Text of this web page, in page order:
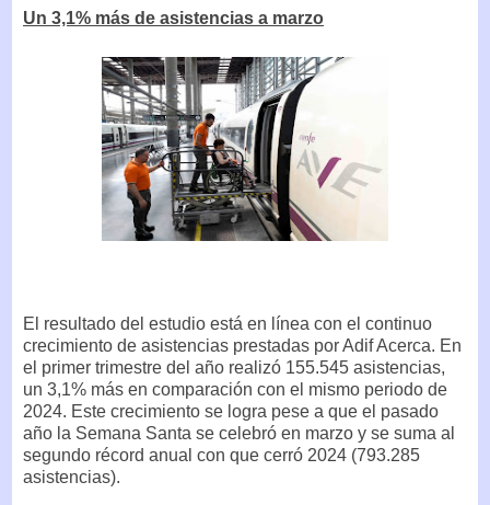
Un 3,1% más de asistencias a marzo
El resultado del estudio está en línea con el continuo
crecimiento de asistencias prestadas por Adif Acerca. En
el primer trimestre del año realizó 155.545 asistencias,
un 3,1% más en comparación con el mismo periodo de
2024. Este crecimiento se logra pese a que el pasado
año la Semana Santa se celebró en marzo y se suma al
segundo récord anual con que cerró 2024 (793.285
asistencias).